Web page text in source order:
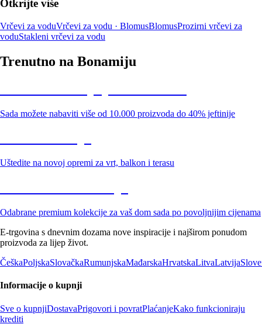
Otkrijte više
Vrčevi za voduVrčevi za vodu · BlomusBlomusProzirni vrčevi za
voduStakleni vrčevi za vodu
Trenutno na Bonamiju
Sada možete nabaviti više od 10.000 proizvoda do 40% jeftinije
Uštedite na novoj opremi za vrt, balkon i terasu
Odabrane premium kolekcije za vaš dom sada po povoljnijim cijenama
E-trgovina s dnevnim dozama nove inspiracije i najširom ponudom
proizvoda za lijep život.
ČeškaPoljskaSlovačkaRumunjskaMađarskaHrvatskaLitvaLatvija
Informacije o kupnji
Sve o kupnjiDostavaPrigovori i povratPlaćanjeKako funkcioniraju
krediti